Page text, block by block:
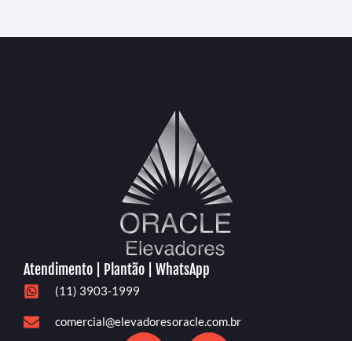
Atendimento | Plantão | WhatsApp
(11) 3903-1999
comercial@elevadoresoracle.com.br